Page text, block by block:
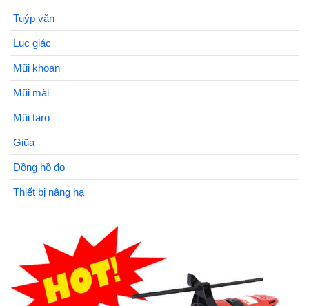
Tuýp vặn
Lục giác
Mũi khoan
Mũi mài
Mũi taro
Giũa
Đồng hồ đo
Thiết bị nâng hạ